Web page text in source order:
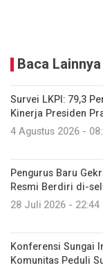
Baca Lainnya
Survei LKPI: 79,3
Kinerja Presiden
4 Agustus 2026 -
Pengurus Baru
Resmi Berdiri di-
28 Juli 2026 - 22:44
Konferensi Sungai
Komunitas Peduli